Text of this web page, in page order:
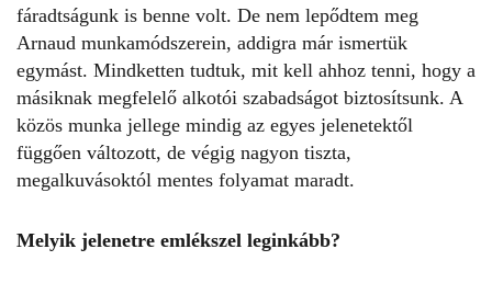
fáradtságunk is benne volt. De nem lepődtem meg
Arnaud munkamódszerein, addigra már ismertük
egymást. Mindketten tudtuk, mit kell ahhoz tenni, hogy a
másiknak megfelelő alkotói szabadságot biztosítsunk. A
közös munka jellege mindig az egyes jelenetektől
függően változott, de végig nagyon tiszta,
megalkuvásoktól mentes folyamat maradt.
Melyik jelenetre emlékszel leginkább?